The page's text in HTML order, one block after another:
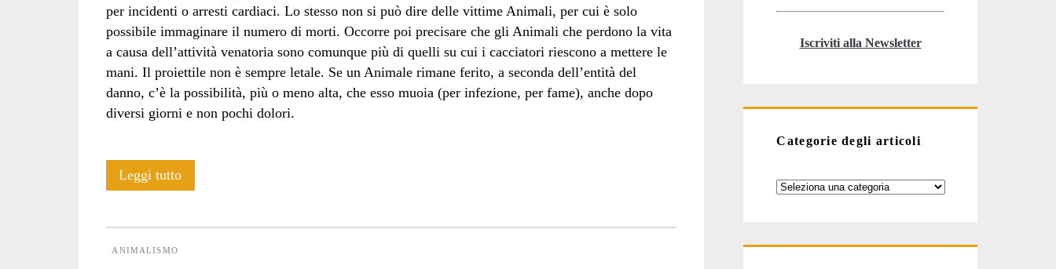
per incidenti o arresti cardiaci. Lo stesso non si può dire delle vittime Animali, per cui è solo
possibile immaginare il numero di morti. Occorre poi precisare che gli Animali che perdono la vita
a causa dell’attività venatoria sono comunque più di quelli su cui i cacciatori riescono a mettere le
mani. Il proiettile non è sempre letale. Se un Animale rimane ferito, a seconda dell’entità del
danno, c’è la possibilità, più o meno alta, che esso muoia (per infezione, per fame), anche dopo
diversi giorni e non pochi dolori.
Leggi tuttoQuanto
ANIMALISMO
Iscriviti alla Newsletter
Categorie degli articoli
Categorie